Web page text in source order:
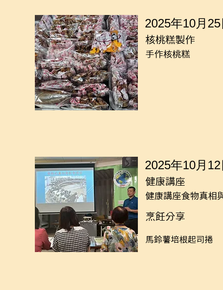
2025年10月
核桃糕製作
手作核桃糕
2025年10月
健康講座
健康講座食物真相
烹飪分享
馬鈴薯培根起司捲